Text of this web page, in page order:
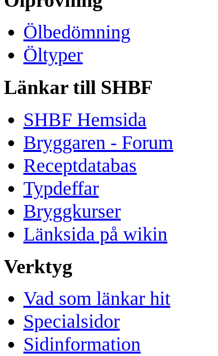
Ölbedömning
Öltyper
Länkar till SHBF
SHBF Hemsida
Bryggaren - Forum
Receptdatabas
Typdeffar
Bryggkurser
Länksida på wikin
Verktyg
Vad som länkar hit
Specialsidor
Sidinformation